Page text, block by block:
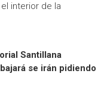
interior de la
Santillana
se irán pidiendo